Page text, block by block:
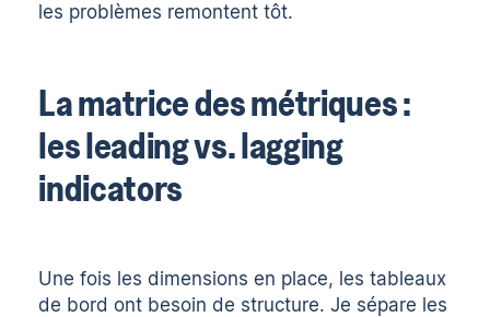
les problèmes remontent tôt.
La matrice des métriques :
les leading vs. lagging
indicators
Une fois les dimensions en place, les tableaux
de bord ont besoin de structure. Je sépare les